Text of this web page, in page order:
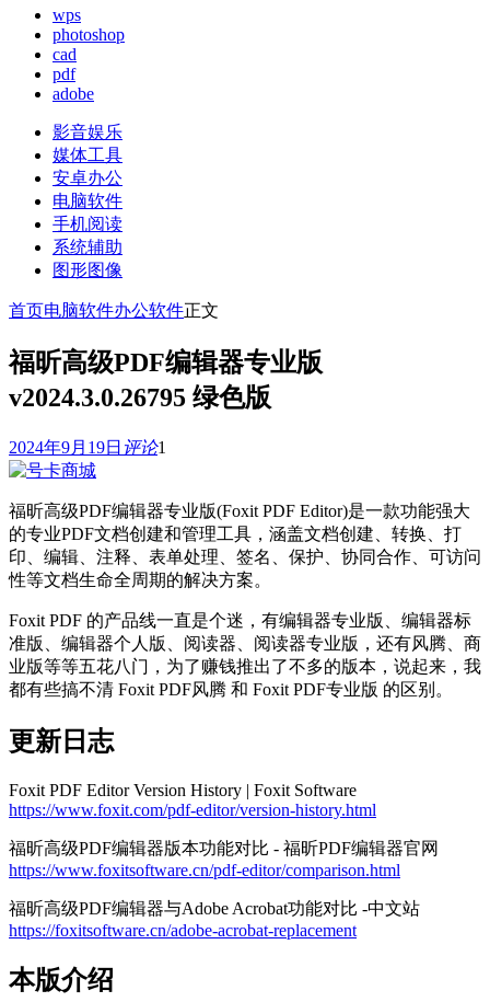
wps
photoshop
cad
pdf
adobe
影音娱乐
媒体工具
安卓办公
电脑软件
手机阅读
系统辅助
图形图像
首页电脑软件办公软件正文
福昕高级PDF编辑器专业版
v2024.3.0.26795 绿色版
2024年9月19日 评论1
福昕高级PDF编辑器专业版(Foxit PDF Editor)是一款功能强大
的专业PDF文档创建和管理工具，涵盖文档创建、转换、打
印、编辑、注释、表单处理、签名、保护、协同合作、可访问
性等文档生命全周期的解决方案。
Foxit PDF 的产品线一直是个迷，有编辑器专业版、编辑器标
准版、编辑器个人版、阅读器、阅读器专业版，还有风腾、商
业版等等五花八门，为了赚钱推出了不多的版本，说起来，我
都有些搞不清 Foxit PDF风腾 和 Foxit PDF专业版 的区别。
更新日志
Foxit PDF Editor Version History | Foxit Software
https://www.foxit.com/pdf-editor/version-history.html
福昕高级PDF编辑器版本功能对比 - 福昕PDF编辑器官网
https://www.foxitsoftware.cn/pdf-editor/comparison.html
福昕高级PDF编辑器与Adobe Acrobat功能对比 -中文站
https://foxitsoftware.cn/adobe-acrobat-replacement
本版介绍